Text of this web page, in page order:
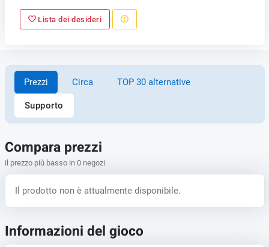
Lista dei desideri
Prezzi Circa TOP 30 alternative
Supporto
Compara prezzi
il prezzo più basso in 0 negozi
Il prodotto non è attualmente disponibile.
Informazioni del gioco